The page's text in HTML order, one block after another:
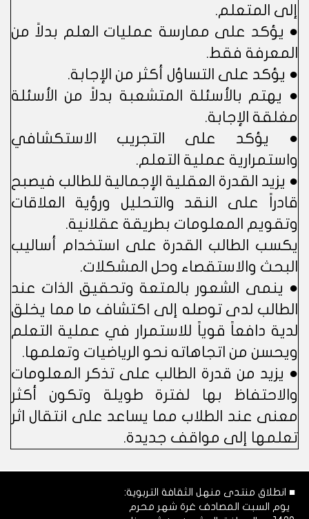
إلى المتعلم.
● يؤكد على ممارسة عمليات العلم بدلاً من
المعرفة فقط.
● يؤكد على التساؤل أكثر من الإجابة.
● يهتم بالأسئلة المتشعبة بدلاً من الأسئلة
مغلقة الإجابة.
● يؤكد على التجريب الاستكشافي
واستمرارية عملية التعلم.
● يزيد القدرة العقلية الإجمالية للطالب فيصبح
قادراً على النقد والتحليل ورؤية العلاقات
وتقويم المعلومات بطريقة عقلانية.
يكسب الطالب القدرة على استخدام أساليب
البحث والاستقصاء وحل المشكلات.
● ينمى الشعور بالمتعة وتحقيق الذات عند
الطالب لدى توصله إلى اكتشاف ما مما يخلق
لدية دافعاً قوياً للاستمرار في عملية التعلم
ويحسن من اتجاهاته نحو الرياضيات وتعلمها.
● يزيد من قدرة الطالب على تذكر المعلومات
والاحتفاظ بها لفترة طويلة وتكون أكثر
معنى عند الطلاب مما يساعد على انتقال اثر
تعلمها إلى مواقف جديدة.
■ انطلاق منتدى منهل الثقافة التربوية:
يوم السبت المصادف غرة شهر محرم